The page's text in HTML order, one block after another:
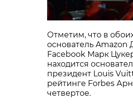
Отметим, что в
основатель Amazon
Facebook Марк
находится
президент Louis
рейтинге Forbes
четвертое.